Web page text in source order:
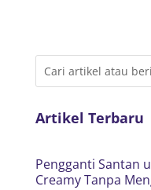
Artikel Terbaru
Pengganti Santan
Creamy Tanpa